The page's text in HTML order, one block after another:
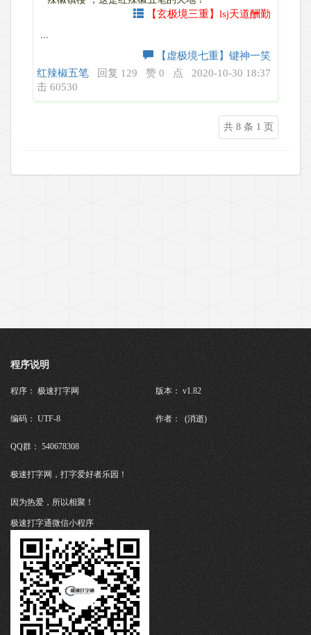
【玄极境三重】lsj天道酬勤
...
【虚极境七重】键神一笑
2020-10-30 18:37
红辣椒五笔 回复 129 赞 0
点
击 60530
共 8 条 1 页
程序说明
程序： 极速打字网 版本： v1.82
编码： UTF-8 作者： (消逝)
QQ群： 540678308
极速打字网，打字爱好者乐园！
因为热爱，所以相聚！
极速打字通微信小程序